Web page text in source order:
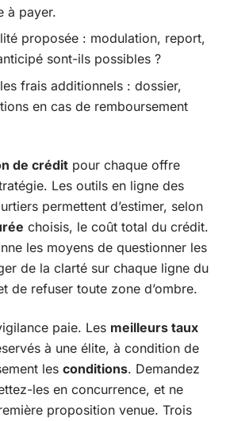
à payer.
proposée : modulation, report,
sont-ils possibles ?
frais additionnels : dossier,
en cas de remboursement
de crédit pour chaque offre
Les outils en ligne des
permettent d’estimer, selon
choisis, le coût total du crédit.
les moyens de questionner les
de la clarté sur chaque ligne du
de refuser toute zone d’ombre.
paie. Les meilleurs taux
à une élite, à condition de
les conditions. Demandez
les en concurrence, et ne
proposition venue. Trois